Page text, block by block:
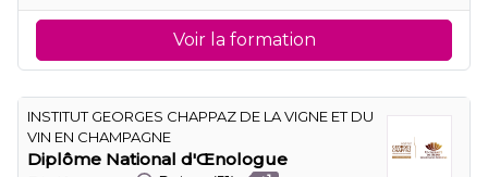
Voir la formation
INSTITUT GEORGES CHAPPAZ DE LA VIGNE ET DU
VIN EN CHAMPAGNE
Diplôme National d'Œnologue